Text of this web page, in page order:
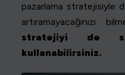
pazarlama stratejisiyle
artıramayacağınızı
stratejiyi de
kullanabilirsiniz.